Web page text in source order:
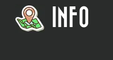
INFO